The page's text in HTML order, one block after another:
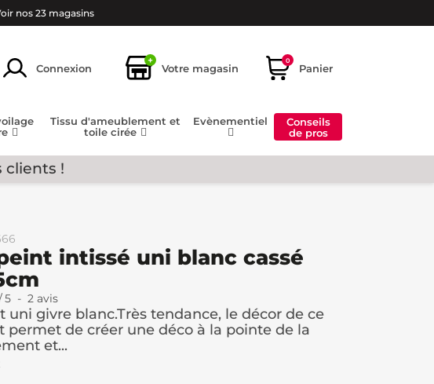
nos 23 magasins
Connexion
+
Votre magasin
0
Panier
Tissu d'ameublement et
toile cirée
Evènementiel
Conseils
de pros
clients !
intissé uni blanc cassé
5 - 2 avis
uni givre blanc.Très tendance, le décor de ce
permet de créer une déco à la pointe de la
et...